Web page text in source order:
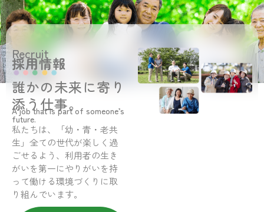
Recruit
採用情報
誰かの未来に寄り
添う仕事。
A job that is part of someone’s
future.
私たちは、「幼・青・老共
生」全ての世代が楽しく過
ごせるよう、利用者の生き
がいを第一にやりがいを持
って働ける環境づくりに取
り組んでいます。